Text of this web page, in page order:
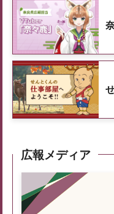
広報メディア